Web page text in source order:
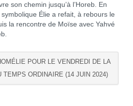
son chemin jusqu’à l’Horeb. En
Élie a refait, à rebours le
la rencontre de Moïse avec Yahvé
POUR LE VENDREDI DE LA
TEMPS ORDINAIRE (14 JUIN 2024)